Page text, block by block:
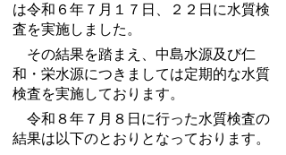
は令和６年７月１７日、２２日に水質検
査を実施しました。
その結果を踏まえ、中島水源及び仁
和・栄水源につきましては定期的な水質
検査を実施しております。
令和８年７月８日に行った水質検査の
結果は以下のとおりとなっております。